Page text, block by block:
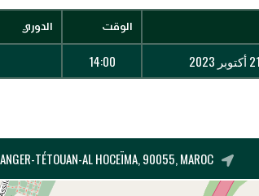
الوقت الدوري
14:00
TÉTOUAN-AL HOCEÏMA, 90055, MAROC